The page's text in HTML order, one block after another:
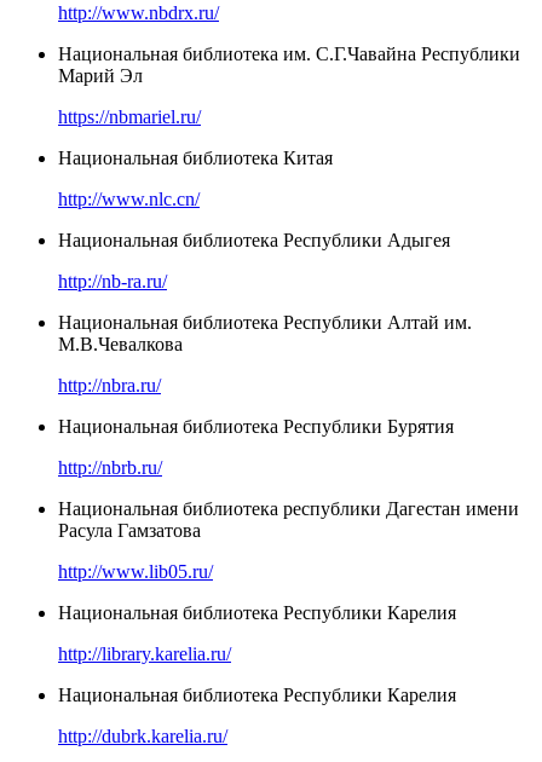
http://www.nbdrx.ru/
Национальная библиотека им. С.Г.Чавайна Республики
Марий Эл
https://nbmariel.ru/
Национальная библиотека Китая
http://www.nlc.cn/
Национальная библиотека Республики Адыгея
http://nb-ra.ru/
Национальная библиотека Республики Алтай им.
М.В.Чевалкова
http://nbra.ru/
Национальная библиотека Республики Бурятия
http://nbrb.ru/
Национальная библиотека республики Дагестан имени
Расула Гамзатова
http://www.lib05.ru/
Национальная библиотека Республики Карелия
http://library.karelia.ru/
Национальная библиотека Республики Карелия
http://dubrk.karelia.ru/